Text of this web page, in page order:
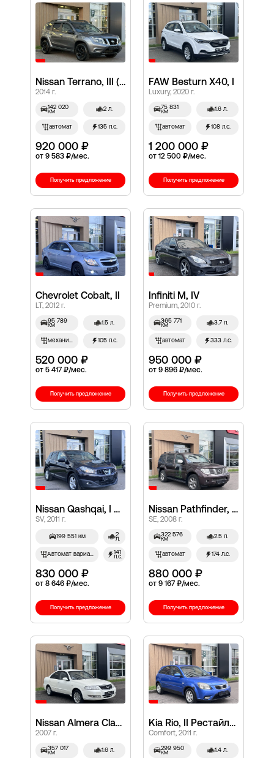
Nissan Terrano, III (D10)
2014 г.
142 020
км 2 л.
автомат 135 л.с.
920 000 ₽
от 9 583 ₽/мес.
Получить предложение
FAW Besturn X40, I
Luxury, 2020 г.
75 831
км 1.6 л.
автомат 108 л.с.
1 200 000 ₽
от 12 500 ₽/мес.
Получить предложение
Chevrolet Cobalt, II
LT, 2012 г.
95 789
км 1.5 л.
механич. 105 л.с.
520 000 ₽
от 5 417 ₽/мес.
Получить предложение
Infiniti M, IV
Premium, 2010 г.
365 771
км 3.7 л.
автомат 333 л.с.
950 000 ₽
от 9 896 ₽/мес.
Получить предложение
Nissan Qashqai, I Рестайлинг
SV, 2011 г.
199 551 км 2
л.
Автомат вариатор 141
л.с.
830 000 ₽
от 8 646 ₽/мес.
Получить предложение
Nissan Pathfinder, III
SE, 2008 г.
322 576
км 2.5 л.
автомат 174 л.с.
880 000 ₽
от 9 167 ₽/мес.
Получить предложение
Nissan Almera Classic, I
2007 г.
357 017
км 1.6 л.
Kia Rio, II Рестайлинг
Comfort, 2011 г.
299 950
км 1.4 л.